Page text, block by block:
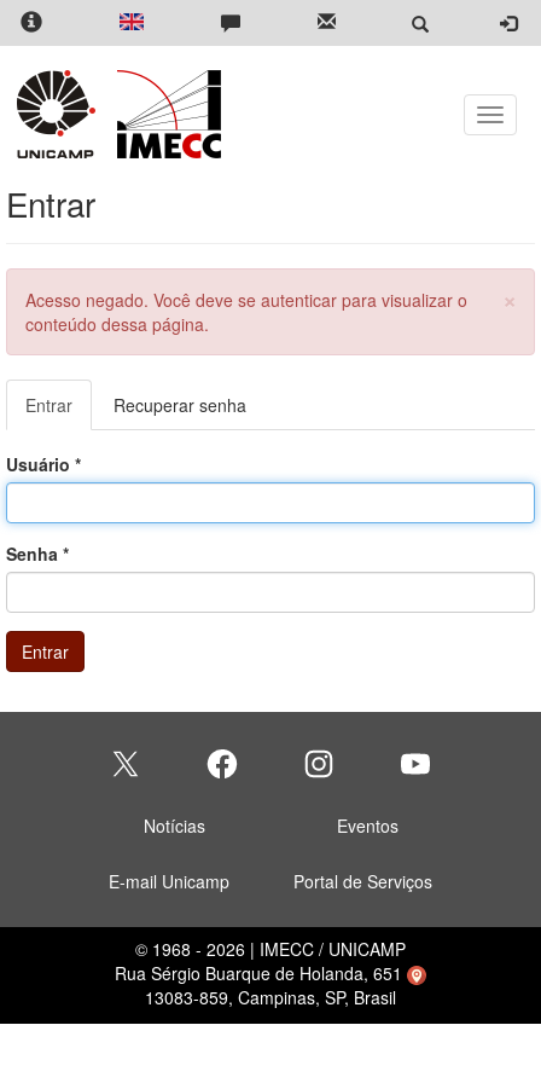
Pular
para
conteúdo
principal
Toggle
Entrar
×
Menssagem
de
Acesso negado. Você deve se autenticar para visualizar o
conteúdo dessa página.
Abas
primárias
Entrar
ativa)
Recuperar senha
Usuário *
Senha *
Entrar
Notícias Eventos
E-mail Unicamp Portal de Serviços
© 1968 - 2026 | IMECC / UNICAMP
Rua Sérgio Buarque de Holanda, 651
13083-859, Campinas, SP, Brasil